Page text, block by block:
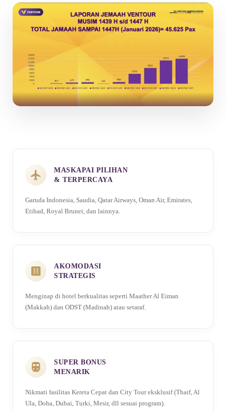
MASKAPAI PILIHAN
& TERPERCAYA
Garuda Indonesia, Saudia, Qatar Airways, Oman Air, Emirates,
Etihad, Royal Brunei, dan lainnya.
AKOMODASI
STRATEGIS
Menginap di hotel berkualitas seperti Maather Al Eiman
(Makkah) dan ODST (Madinah) atau setaraf.
SUPER BONUS
MENARIK
Nikmati fasilitas Kereta Cepat dan City Tour eksklusif (Thaif, Al
Ula, Doha, Dubai, Turki, Mesir, dll sesuai program).